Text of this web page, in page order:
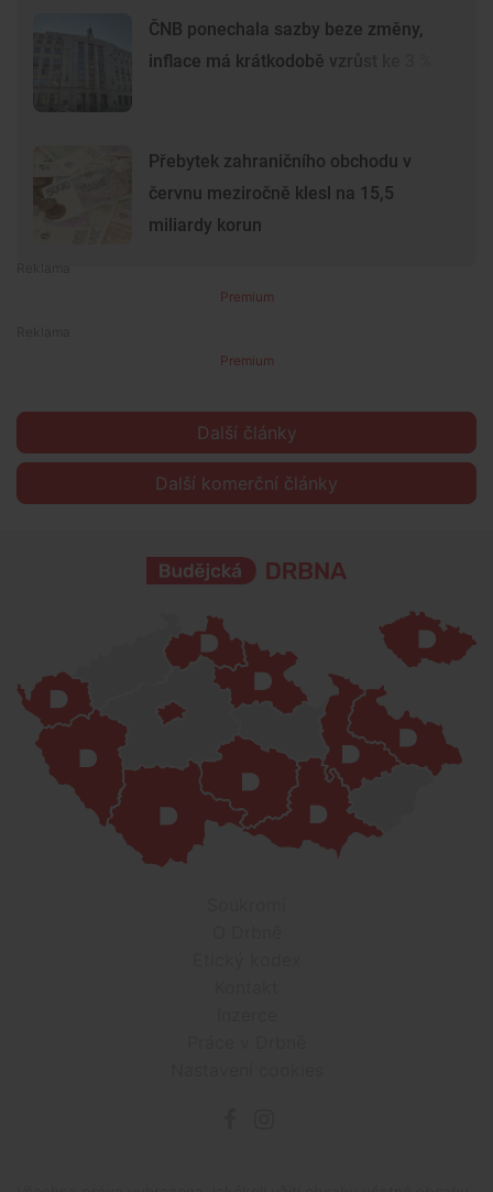
ČNB ponechala sazby beze změny,
inflace má krátkodobě vzrůst ke 3 %
Přebytek zahraničního obchodu v
červnu meziročně klesl na 15,5
miliardy korun
Premium
Premium
Další články
Další komerční články